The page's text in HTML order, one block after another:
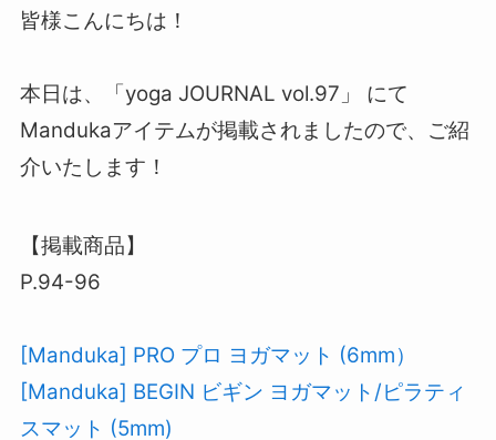
皆様こんにちは！
本日は、「yoga JOURNAL vol.97」 にて
Mandukaアイテムが掲載されましたので、ご紹
介いたします！
【掲載商品】
P.94-96
[Manduka] PRO プロ ヨガマット (6mm）
[Manduka] BEGIN ビギン ヨガマット/ピラティ
スマット (5mm)